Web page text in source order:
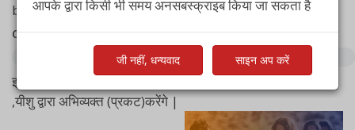
by पास्टर आशीष रायचूर
Complete sermon audio:
इस उपदेश में हम एक शिष्य में होने वाले पांच चिन्हों या लक्षणों को खोजेंगे
,यीशु द्वारा अभिव्यक्त (प्रकट)करेंगे |
आपके द्वारा किसी भी समय अनसबस्क्राइब किया जा सकता है
जी नहीं, धन्यवाद साइन अप करें